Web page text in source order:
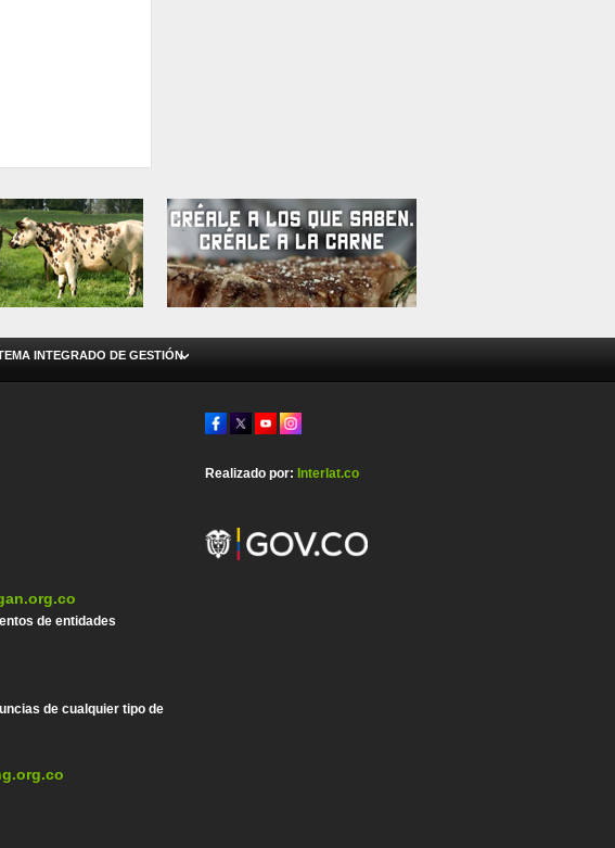
INTEGRADO DE GESTIÓN
de entidades
de cualquier tipo de
Realizado por:Interlat.co